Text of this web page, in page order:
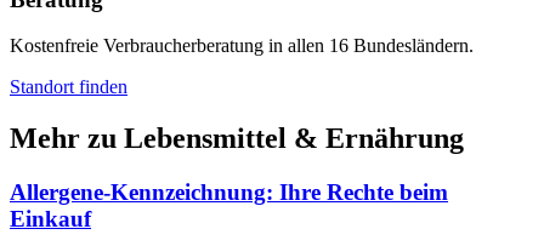
Kostenfreie Verbraucherberatung in allen 16 Bundesländern.
Standort finden
Mehr zu Lebensmittel & Ernährung
Allergene-Kennzeichnung: Ihre Rechte beim
Einkauf